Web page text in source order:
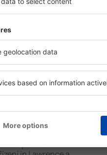
Lawrence, je
stránce eSky. Díky
Do
data příjezdu a
a pokojů. A máte
objeví všechna
můžete ověřit
za ubytování nebo
návštěvníků.
i peníze.